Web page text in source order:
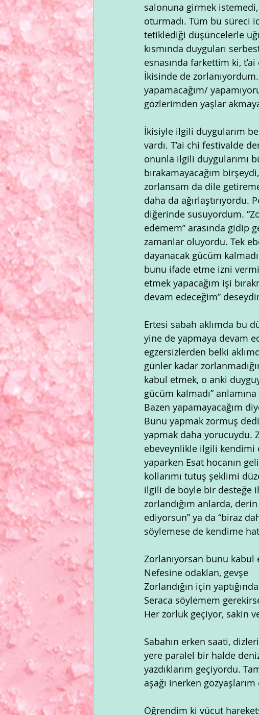
salonuna girmek istemedi,
oturmadı. Tüm bu süreci
tetiklediği düşüncelerle
kısmında duyguları
esnasında farkettim ki,
İkisinde de
yapamacağım/
gözlerimden yaşlar
İkisiyle ilgili duygularım
vardı. T’ai chi festivalde
onunla ilgili duygularımı
bırakamayacağım
zorlansam da dile
daha da ağırlaştırıyordu.
diğerinde susuyordum.
edemem” arasında gidip
zamanlar oluyordu. Tek
dayanacak gücüm
bunu ifade etme izni
etmek yapacağım işi
devam edeceğim”
Ertesi sabah aklımda bu
yine de yapmaya devam
egzersizlerden belki
günler kadar
kabul etmek, o anki
gücüm kalmadı”
Bazen yapamayacağım
Bunu yapmak zormuş
yapmak daha yorucuydu.
ebeveynlikle ilgili kendimi
yaparken Esat hocanın
kollarımı tutuş şeklimi
ilgili de böyle bir desteğe
zorlandığım anlarda,
ediyorsun” ya da “biraz
söylemese de kendime
Zorlanıyorsan bunu kabul
Nefesine odaklan, gevşe
Zorlandığın için
Seraca söylemem
Her zorluk geçiyor, sakin
Sabahın erken saati,
yere paralel bir halde
yazdıklarım geçiyordu.
aşağı inerken
Öğrendim ki vücut